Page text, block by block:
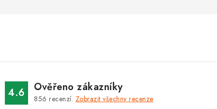
ZNAČKY
4.6 Ověřeno zákazníky
856 recenzí. Zobrazit všechny recenze